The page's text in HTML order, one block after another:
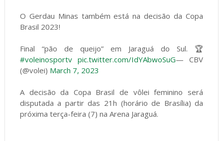
O Gerdau Minas também está na decisão da Copa
Brasil 2023!
Final “pão de queijo” em Jaraguá do Sul. 🏆
#voleinosportv pic.twitter.com/IdYAbwoSuG— CBV
(@volei) March 7, 2023
A decisão da Copa Brasil de vôlei feminino será
disputada a partir das 21h (horário de Brasília) da
próxima terça-feira (7) na Arena Jaraguá.